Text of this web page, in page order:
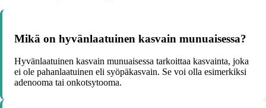
Mikä on hyvänlaatuinen kasvain munuaisessa?
Hyvänlaatuinen kasvain munuaisessa tarkoittaa kasvainta, joka
ei ole pahanlaatuinen eli syöpäkasvain. Se voi olla esimerkiksi
adenooma tai onkotsytooma.